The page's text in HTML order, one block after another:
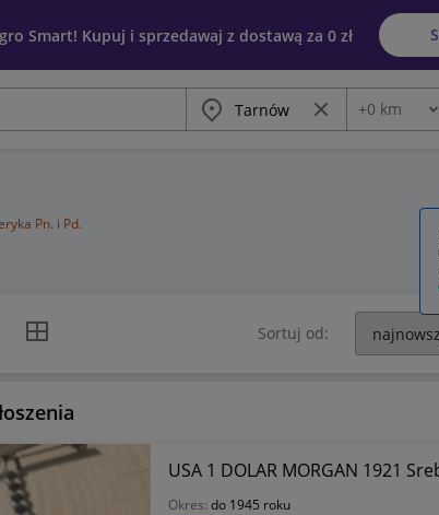
Smart! Kupuj i sprzedawaj z dostawą za 0 zł
Miasto Wyczyść frazę
Odległość
+0 km
Pn. i Pd.
listy
Widok siatki Sortuj od:
USA 1 DOLAR MORGAN 1921
Okres: do 1945 roku